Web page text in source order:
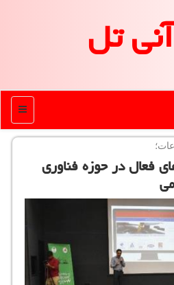
آنی تل
منو
فعال در حوزه فناوری